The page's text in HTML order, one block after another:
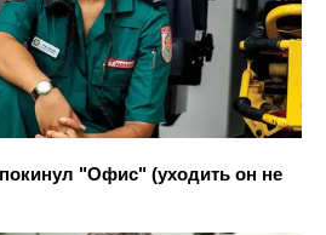
"Офис" (уходить он не